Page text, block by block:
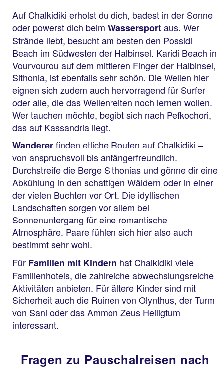
Auf Chalkidiki erholst du dich, badest in der Sonne
oder powerst dich beim Wassersportaus. Wer
Strände liebt, besucht am besten den Possidi
Beach im Südwesten der Halbinsel. Karidi Beach in
Vourvourou auf dem mittleren Finger der Halbinsel,
Sithonia, ist ebenfalls sehr schön. Die Wellen hier
eignen sich zudem auch hervorragend für Surfer
oder alle, die das Wellenreiten noch lernen wollen.
Wer tauchen möchte, begibt sich nach Pefkochori,
das auf Kassandria liegt.
Wandererfinden etliche Routen auf Chalkidiki –
von anspruchsvoll bis anfängerfreundlich.
Durchstreife die Berge Sithonias und gönne dir eine
Abkühlung in den schattigen Wäldern oder in einer
der vielen Buchten vor Ort. Die idyllischen
Landschaften sorgen vor allem bei
Sonnenuntergang für eine romantische
Atmosphäre. Paare fühlen sich hier also auch
bestimmt sehr wohl.
Für Familien mit Kindern hat Chalkidiki viele
Familienhotels, die zahlreiche abwechslungsreiche
Aktivitäten anbieten. Für ältere Kinder sind mit
Sicherheit auch die Ruinen von Olynthus, der Turm
von Sani oder das Ammon Zeus Heiligtum
interessant.
Fragen zu Pauschalreisen nach